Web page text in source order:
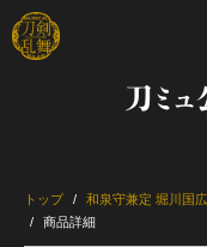
刀ミ
トップ
和泉守兼定 堀川国
商品詳細